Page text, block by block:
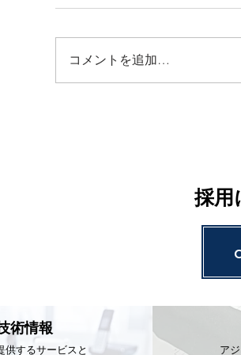
コメントを追加…
採用
術情報
供するサービスと ア